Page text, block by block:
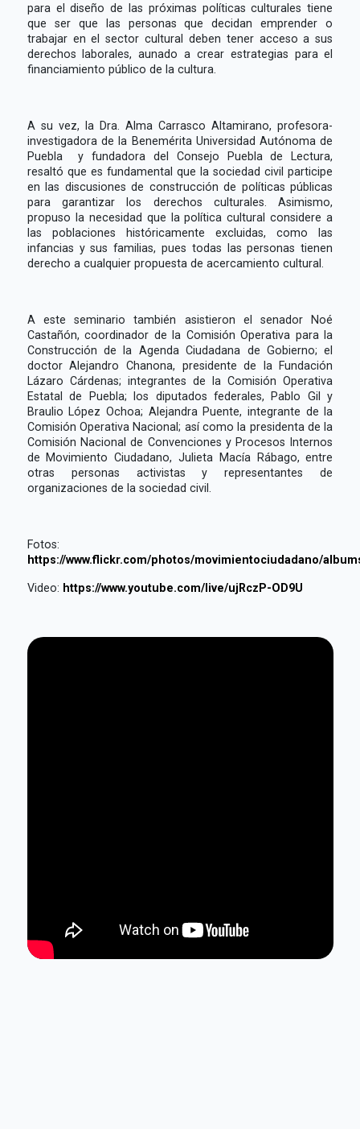
para el diseño de las próximas políticas culturales tiene
que ser que las personas que decidan emprender o
trabajar en el sector cultural deben tener acceso a sus
derechos laborales, aunado a crear estrategias para el
financiamiento público de la cultura.
A su vez, la Dra. Alma Carrasco Altamirano, profesora-
investigadora de la Benemérita Universidad Autónoma de
Puebla y fundadora del Consejo Puebla de Lectura,
resaltó que es fundamental que la sociedad civil participe
en las discusiones de construcción de políticas públicas
para garantizar los derechos culturales. Asimismo,
propuso la necesidad que la política cultural considere a
las poblaciones históricamente excluidas, como las
infancias y sus familias, pues todas las personas tienen
derecho a cualquier propuesta de acercamiento cultural.
A este seminario también asistieron el senador Noé
Castañón, coordinador de la Comisión Operativa para la
Construcción de la Agenda Ciudadana de Gobierno; el
doctor Alejandro Chanona, presidente de la Fundación
Lázaro Cárdenas; integrantes de la Comisión Operativa
Estatal de Puebla; los diputados federales, Pablo Gil y
Braulio López Ochoa; Alejandra Puente, integrante de la
Comisión Operativa Nacional; así como la presidenta de la
Comisión Nacional de Convenciones y Procesos Internos
de Movimiento Ciudadano, Julieta Macía Rábago, entre
otras personas activistas y representantes de
organizaciones de la sociedad civil.
Fotos:
https://www.flickr.com/photos/movimientociudadano/
Video: https://www.youtube.com/live/ujRczP-OD9U